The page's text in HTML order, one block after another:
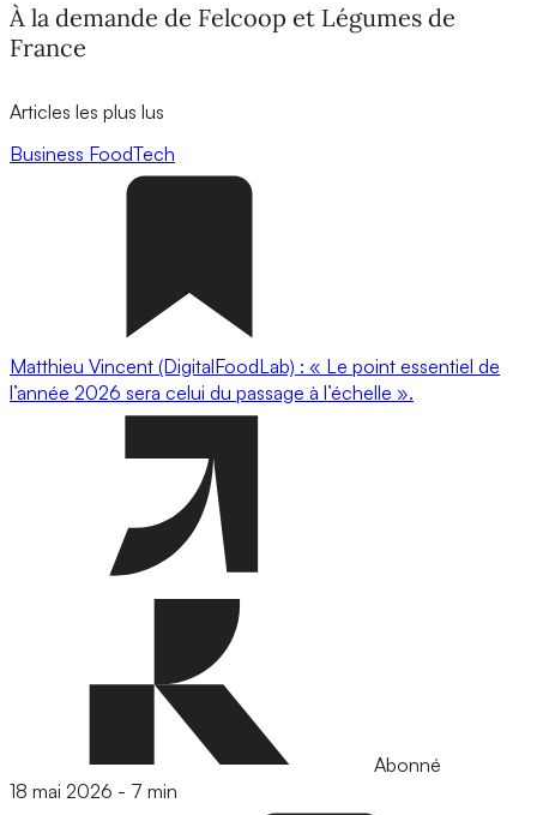
À la demande de Felcoop et Légumes de
France
Articles les plus lus
Business FoodTech
Matthieu Vincent (DigitalFoodLab) : « Le point essentiel de
l’année 2026 sera celui du passage à l’échelle ».
Abonné
18 mai 2026 - 7 min